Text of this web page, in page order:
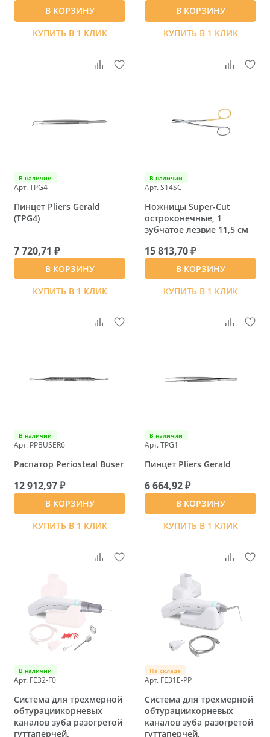
В КОРЗИНУ
КУПИТЬ В 1 КЛИК
В КОРЗИНУ
КУПИТЬ В 1 КЛИК
В наличии
Арт. TPG4
Пинцет Pliers Gerald
(TPG4)
7 720,71 ₽
В КОРЗИНУ
КУПИТЬ В 1 КЛИК
В наличии
Арт. S14SC
Ножницы Super-Cut
остроконечные, 1
зубчатое лезвие 11,5 см
15 813,70 ₽
В КОРЗИНУ
КУПИТЬ В 1 КЛИК
В наличии
Арт. PPBUSER6
Распатор Periosteal Buser
12 912,97 ₽
В КОРЗИНУ
КУПИТЬ В 1 КЛИК
В наличии
Арт. TPG1
Пинцет Pliers Gerald
6 664,92 ₽
В КОРЗИНУ
КУПИТЬ В 1 КЛИК
В наличии
Арт. ГЕ32-F0
Система для трехмерной
обтурациикорневых
каналов зуба разогретой
гуттаперчей,
На складе
Арт. ГЕ31E-PP
Система для трехмерной
обтурациикорневых
каналов зуба разогретой
гуттаперчей,